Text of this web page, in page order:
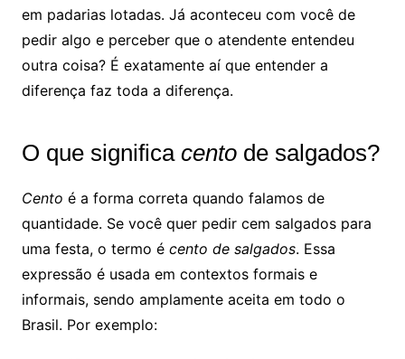
em padarias lotadas. Já aconteceu com você de
pedir algo e perceber que o atendente entendeu
outra coisa? É exatamente aí que entender a
diferença faz toda a diferença.
O que significa centode salgados?
Cento é a forma correta quando falamos de
quantidade. Se você quer pedir cem salgados para
uma festa, o termo é cento de salgados. Essa
expressão é usada em contextos formais e
informais, sendo amplamente aceita em todo o
Brasil. Por exemplo: